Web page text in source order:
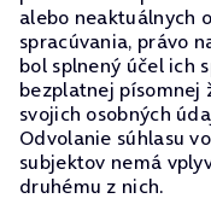
alebo neaktuálnych
spracúvania, právo
bol splnený účel ich
bezplatnej písomnej
svojich osobných
Odvolanie súhlasu
subjektov nemá
druhému z nich.